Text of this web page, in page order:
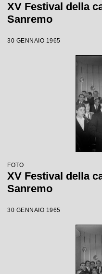
XV Festival della
Sanremo
30 GENNAIO 1965
FOTO
XV Festival della
Sanremo
30 GENNAIO 1965